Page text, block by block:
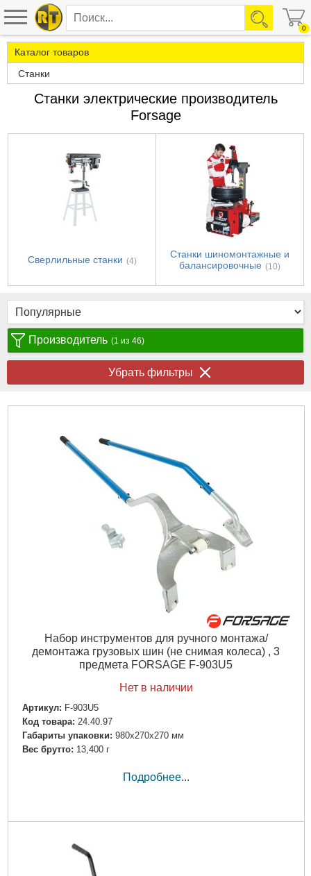
0
Каталог товаров
Станки
Станки электрические производитель
Forsage
Сверлильные станки (4)
Станки шиномонтажные и
балансировочные (10)
Производитель (1 из 46)
Убрать фильтры
Набор инструментов для ручного монтажа/
демонтажа грузовых шин (не снимая колеса) , 3
предмета FORSAGE F-903U5
Нет в наличии
Артикул: F-903U5
Код товара: 24.40.97
Габариты упаковки: 980x270x270 мм
Вес брутто: 13,400 г
Подробнее...